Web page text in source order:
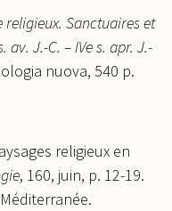
religieux. Sanctuaires et
av. J.-C. – IVe s. apr. J.-
nuova, 540 p.
religieux en
, 160, juin, p. 12-19.